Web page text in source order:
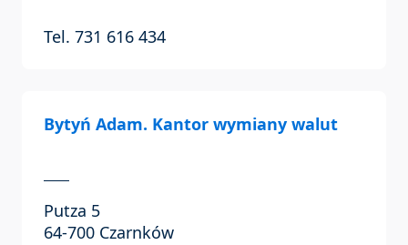
Tel. 731 616 434
Bytyń Adam. Kantor wymiany walut
Putza 5
64-700 Czarnków